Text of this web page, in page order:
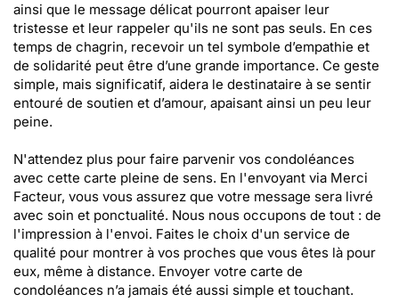
ainsi que le message délicat pourront apaiser leur
tristesse et leur rappeler qu'ils ne sont pas seuls. En ces
temps de chagrin, recevoir un tel symbole d’empathie et
de solidarité peut être d’une grande importance. Ce geste
simple, mais significatif, aidera le destinataire à se sentir
entouré de soutien et d’amour, apaisant ainsi un peu leur
peine.
N'attendez plus pour faire parvenir vos condoléances
avec cette carte pleine de sens. En l'envoyant via Merci
Facteur, vous vous assurez que votre message sera livré
avec soin et ponctualité. Nous nous occupons de tout : de
l'impression à l'envoi. Faites le choix d'un service de
qualité pour montrer à vos proches que vous êtes là pour
eux, même à distance. Envoyer votre carte de
condoléances n’a jamais été aussi simple et touchant.